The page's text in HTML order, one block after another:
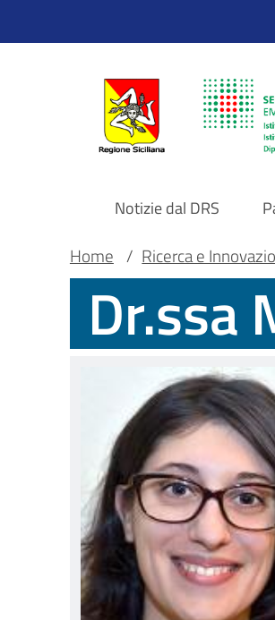
al
Sito Web
DRS
Notizie dal DRS
Main container
Briciole
pane
Home / Ricerca e
Dr.ssa